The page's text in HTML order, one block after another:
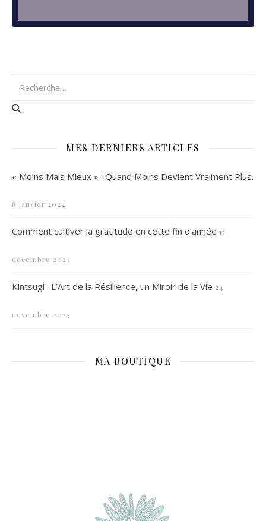
MES DERNIERS ARTICLES
« Moins Mais Mieux » : Quand Moins Devient Vraiment Plus.
8 janvier 2024
Comment cultiver la gratitude en cette fin d’année 15
décembre 2023
Kintsugi : L’Art de la Résilience, un Miroir de la Vie 24
novembre 2023
MA BOUTIQUE